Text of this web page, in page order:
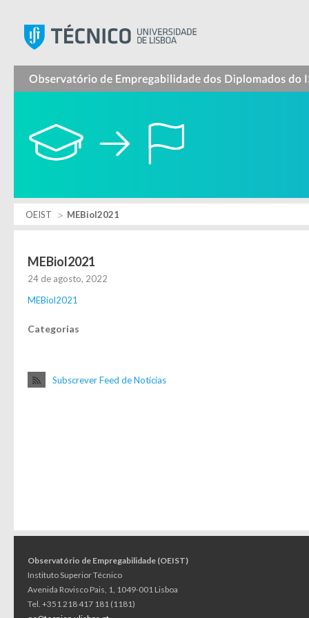
OEIST MEBiol2021
MEBiol2021
24 de agosto, 2022
MEBiol2021
Categorias
Subscrever Feed de Notícias
Observatório de Empregabilidade (OEIST)
Instituto Superior Técnico
Avenida Rovisco Pais, 1, 1049-001 Lisboa
Tel. +351 218 417 181 (1181)